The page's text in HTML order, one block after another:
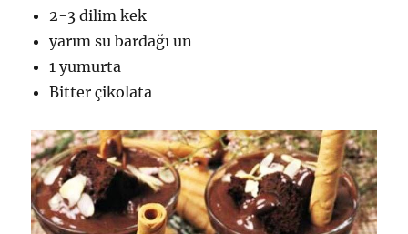
2-3 dilim kek
yarım su bardağı un
1 yumurta
Bitter çikolata